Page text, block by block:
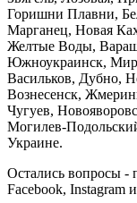
Горишни Плавни,
Марганец, Новая
Желтые Воды,
Южноукраинск,
Васильков, Дубно,
Вознесенск,
Чугуев,
Могилев-
Украине.
Остались вопросы -
Facebook,